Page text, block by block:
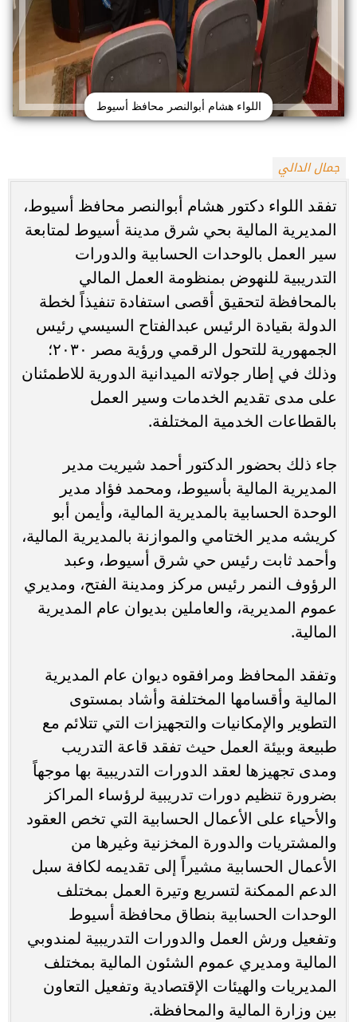
اللواء هشام أبوالنصر محافظ أسيوط
جمال الدالي
تفقد اللواء دكتور هشام أبوالنصر محافظ أسيوط،
المديرية المالية بحي شرق مدينة أسيوط لمتابعة
سير العمل بالوحدات الحسابية والدورات
التدريبية للنهوض بمنظومة العمل المالي
بالمحافظة لتحقيق أقصى استفادة تنفيذاً لخطة
الدولة بقيادة الرئيس عبدالفتاح السيسي رئيس
الجمهورية للتحول الرقمي ورؤية مصر ٢٠٣٠؛
وذلك في إطار جولاته الميدانية الدورية للاطمئنان
على مدى تقديم الخدمات وسير العمل
بالقطاعات الخدمية المختلفة.
جاء ذلك بحضور الدكتور أحمد شيريت مدير
المديرية المالية بأسيوط، ومحمد فؤاد مدير
الوحدة الحسابية بالمديرية المالية، وأيمن أبو
كريشه مدير الختامي والموازنة بالمديرية المالية،
وأحمد ثابت رئيس حي شرق أسيوط، وعبد
الرؤوف النمر رئيس مركز ومدينة الفتح، ومديري
عموم المديرية، والعاملين بديوان عام المديرية
المالية.
وتفقد المحافظ ومرافقوه ديوان عام المديرية
المالية وأقسامها المختلفة وأشاد بمستوى
التطوير والإمكانيات والتجهيزات التي تتلائم مع
طبيعة وبيئة العمل حيث تفقد قاعة التدريب
ومدى تجهيزها لعقد الدورات التدريبية بها موجهاً
بضرورة تنظيم دورات تدريبية لرؤساء المراكز
والأحياء على الأعمال الحسابية التي تخص العقود
والمشتريات والدورة المخزنية وغيرها من
الأعمال الحسابية مشيراً إلى تقديمه لكافة سبل
الدعم الممكنة لتسريع وتيرة العمل بمختلف
الوحدات الحسابية بنطاق محافظة أسيوط
وتفعيل ورش العمل والدورات التدريبية لمندوبي
المالية ومديري عموم الشئون المالية بمختلف
المديريات والهيئات الإقتصادية وتفعيل التعاون
بين وزارة المالية والمحافظة.